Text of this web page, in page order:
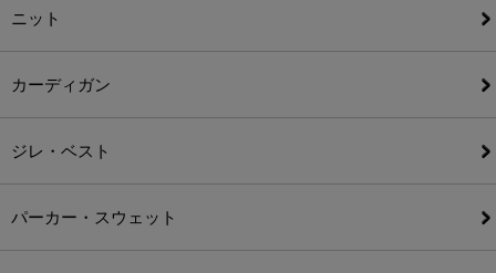
ニット
カーディガン
ジレ・ベスト
パーカー・スウェット